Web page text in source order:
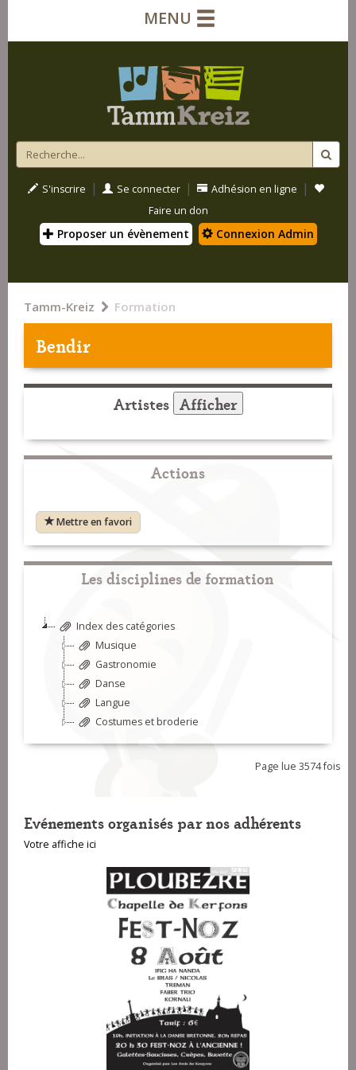
MENU
S'inscrire | Se connecter | Adhésion en ligne |
Faire un don
Proposer un évènement Connexion Admin
Tamm-Kreiz Formation
Bendir
Artistes Afficher
Actions
Mettre en favori
Les disciplines de formation
Index des catégories
Musique
Gastronomie
Danse
Langue
Costumes et broderie
Page lue 3574 fois
Evénements organisés par nos adhérents
Votre affiche ici